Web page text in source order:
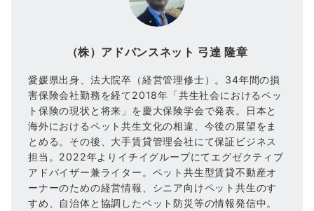
（株）アドバンスネット 弓達 隆章
愛媛県出身、法大院卒（経営管理修士）。34年間の損
害保険会社勤務を経て2018年「共生社会におけるペッ
ト保険の現状と将来」を慶大保険学会で発表。日本と
海外におけるペット共生文化の相違、今後の展望をま
とめる。その後、大手賃貸管理会社にて保証ビジネス
担当。2022年よりイチイグループにてエグゼクティブ
アドバイザー兼ライター。ペット共生型賃貸不動産オ
ーナーのための経営情報、シニア向けペット共生のす
すめ、自治体と協調したペット防災等の情報発信中。